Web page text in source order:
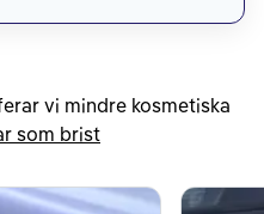
vi mindre kosmetiska
som brist